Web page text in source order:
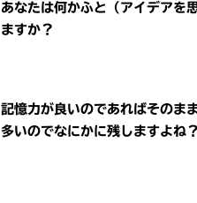
あなたは何かふと（アイデアを
ますか？
記憶力が良いのであればそのま
多いのでなにかに残しますよね？